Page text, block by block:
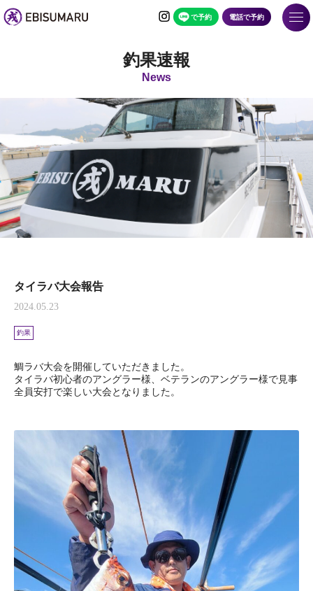
で予約 電話で予約
釣果速報
News
タイラバ大会報告
2024.05.23
釣果
鯛ラバ大会を開催していただきました。
タイラバ初心者のアングラー様、ベテランのアングラー様で見事
全員安打で楽しい大会となりました。